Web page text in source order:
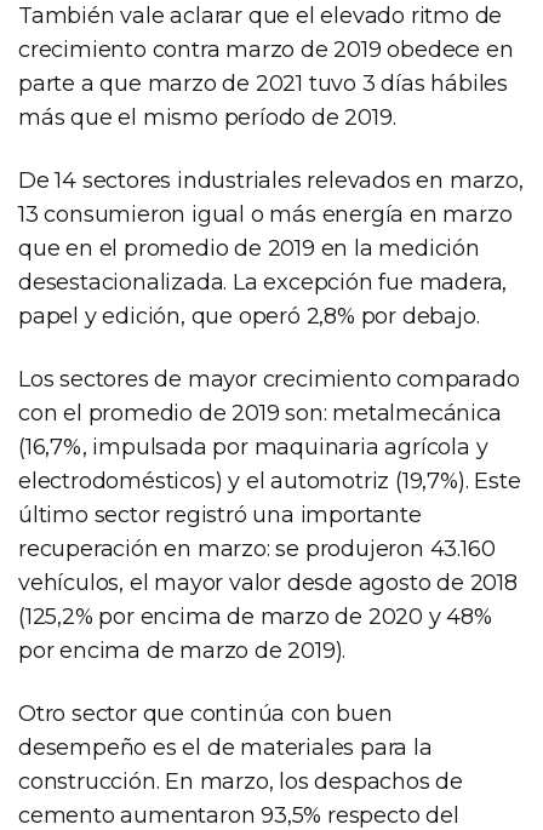
También vale aclarar que el elevado ritmo de
crecimiento contra marzo de 2019 obedece en
parte a que marzo de 2021 tuvo 3 días hábiles
más que el mismo período de 2019.
De 14 sectores industriales relevados en marzo,
13 consumieron igual o más energía en marzo
que en el promedio de 2019 en la medición
desestacionalizada. La excepción fue madera,
papel y edición, que operó 2,8% por debajo.
Los sectores de mayor crecimiento comparado
con el promedio de 2019 son: metalmecánica
(16,7%, impulsada por maquinaria agrícola y
electrodomésticos) y el automotriz (19,7%). Este
último sector registró una importante
recuperación en marzo: se produjeron 43.160
vehículos, el mayor valor desde agosto de 2018
(125,2% por encima de marzo de 2020 y 48%
por encima de marzo de 2019).
Otro sector que continúa con buen
desempeño es el de materiales para la
construcción. En marzo, los despachos de
cemento aumentaron 93,5% respecto del